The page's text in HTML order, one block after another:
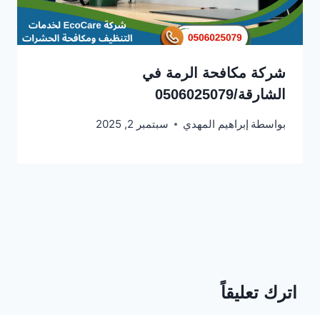
شركة مكافحة الرمة في
الشارقة/0506025079
بواسطة إبراهيم المهدي سبتمبر 2, 2025
اترك تعليقاً